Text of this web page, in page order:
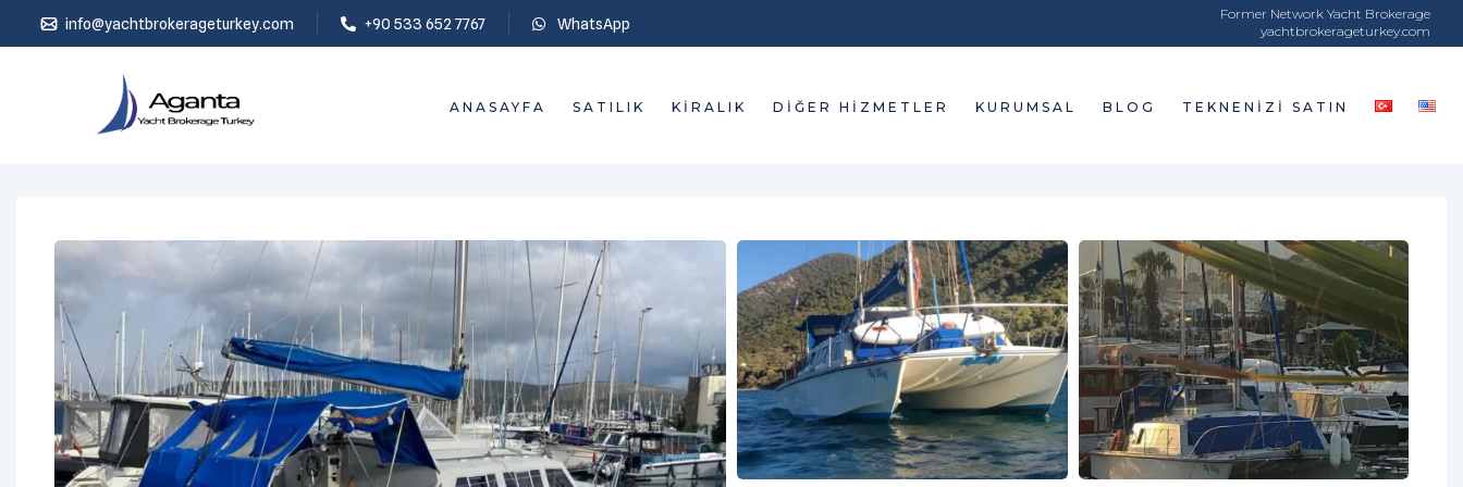
info@yachtbrokerageturkey.com +90 533 652 7767 WhatsApp
Former Network Yacht Brokerage
yachtbrokerageturkey.com
ANASAYFA SATILIK KIRALIK DIĞER HIZMETLER KURUMSAL BLOG TEKNENIZI SATIN